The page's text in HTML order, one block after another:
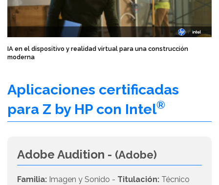
IA en el dispositivo y realidad virtual para una construcción
moderna
Aplicaciones certificadas
para Z by HP con Intel®
Adobe Audition - (Adobe)
Familia: Imagen y Sonido - Titulación: Técnico